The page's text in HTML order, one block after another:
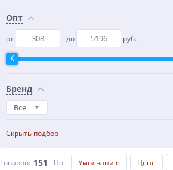
Опт
от до руб.
Бренд
Все
Скрыть подбор
Товаров: 151 По: Умолчанию Цене